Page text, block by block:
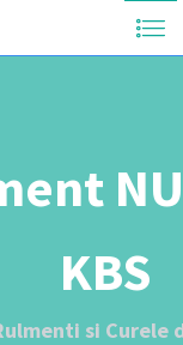
KBS
si Curele